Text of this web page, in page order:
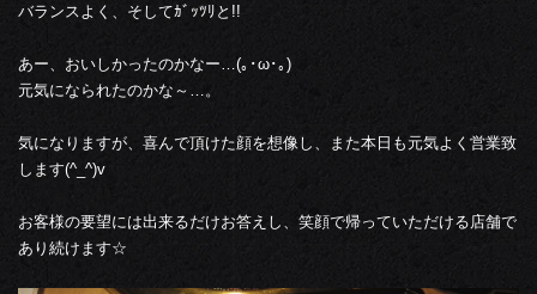
バランスよく、そしてｶﾞｯﾂﾘと!!
あー、おいしかったのかなー…(｡･ω･｡)
元気になられたのかな～…。
気になりますが、喜んで頂けた顔を想像し、また本日も元気よく営業致
します(^_^)v
お客様の要望には出来るだけお答えし、笑顔で帰っていただける店舗で
あり続けます☆